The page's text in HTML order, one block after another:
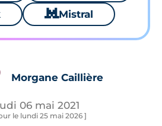
🐱 Mistral
Morgane Caillière
06 mai 2021
le lundi 25 mai 2026 ]